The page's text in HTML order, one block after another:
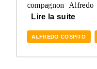
compagnon
Lire la suite
ALFREDO COSPITO